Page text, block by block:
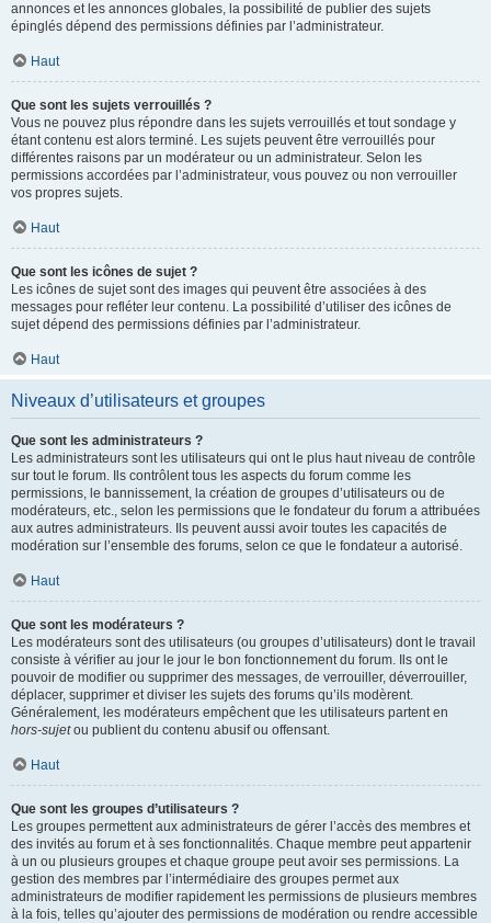
annonces et les annonces globales, la possibilité de publier des sujets
épinglés dépend des permissions définies par l’administrateur.
Haut
Que sont les sujets verrouillés ?
Vous ne pouvez plus répondre dans les sujets verrouillés et tout sondage y
étant contenu est alors terminé. Les sujets peuvent être verrouillés pour
différentes raisons par un modérateur ou un administrateur. Selon les
permissions accordées par l’administrateur, vous pouvez ou non verrouiller
vos propres sujets.
Haut
Que sont les icônes de sujet ?
Les icônes de sujet sont des images qui peuvent être associées à des
messages pour refléter leur contenu. La possibilité d’utiliser des icônes de
sujet dépend des permissions définies par l’administrateur.
Haut
Niveaux d’utilisateurs et groupes
Que sont les administrateurs ?
Les administrateurs sont les utilisateurs qui ont le plus haut niveau de contrôle
sur tout le forum. Ils contrôlent tous les aspects du forum comme les
permissions, le bannissement, la création de groupes d’utilisateurs ou de
modérateurs, etc., selon les permissions que le fondateur du forum a attribuées
aux autres administrateurs. Ils peuvent aussi avoir toutes les capacités de
modération sur l’ensemble des forums, selon ce que le fondateur a autorisé.
Haut
Que sont les modérateurs ?
Les modérateurs sont des utilisateurs (ou groupes d’utilisateurs) dont le travail
consiste à vérifier au jour le jour le bon fonctionnement du forum. Ils ont le
pouvoir de modifier ou supprimer des messages, de verrouiller, déverrouiller,
déplacer, supprimer et diviser les sujets des forums qu’ils modèrent.
Généralement, les modérateurs empêchent que les utilisateurs partent en
hors-sujetou publient du contenu abusif ou offensant.
Haut
Que sont les groupes d’utilisateurs ?
Les groupes permettent aux administrateurs de gérer l’accès des membres et
des invités au forum et à ses fonctionnalités. Chaque membre peut appartenir
à un ou plusieurs groupes et chaque groupe peut avoir ses permissions. La
gestion des membres par l’intermédiaire des groupes permet aux
administrateurs de modifier rapidement les permissions de plusieurs membres
à la fois, telles qu’ajouter des permissions de modération ou rendre accessible